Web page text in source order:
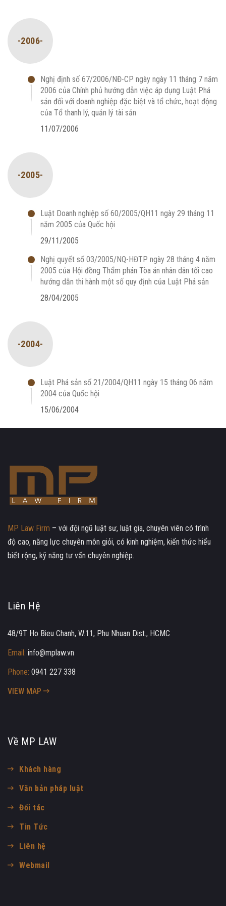
-2006-
Nghị định số 67/2006/NĐ-CP ngày ngày 11 tháng 7 năm
2006 của Chính phủ hướng dẫn việc áp dụng Luật Phá
sản đối với doanh nghiệp đặc biệt và tổ chức, hoạt động
của Tổ thanh lý, quản lý tài sản
11/07/2006
-2005-
Luật Doanh nghiệp số 60/2005/QH11 ngày 29 tháng 11
năm 2005 của Quốc hội
29/11/2005
Nghị quyết số 03/2005/NQ-HĐTP ngày 28 tháng 4 năm
2005 của Hội đồng Thẩm phán Tòa án nhân dân tối cao
hướng dẫn thi hành một số quy định của Luật Phá sản
28/04/2005
-2004-
Luật Phá sản số 21/2004/QH11 ngày 15 tháng 06 năm
2004 của Quốc hội
15/06/2004
MP Law Firm – với đội ngũ luật sư, luật gia, chuyên viên có trình
độ cao, năng lực chuyên môn giỏi, có kinh nghiệm, kiến thức hiểu
biết rộng, kỹ năng tư vấn chuyên nghiệp.
Liên Hệ
48/9T Ho Bieu Chanh, W.11, Phu Nhuan Dist., HCMC
Email: info@mplaw.vn
Phone: 0941 227 338
VIEW MAP
Về MP LAW
Khách hàng
Văn bản pháp luật
Đối tác
Tin Tức
Liên hệ
Webmail